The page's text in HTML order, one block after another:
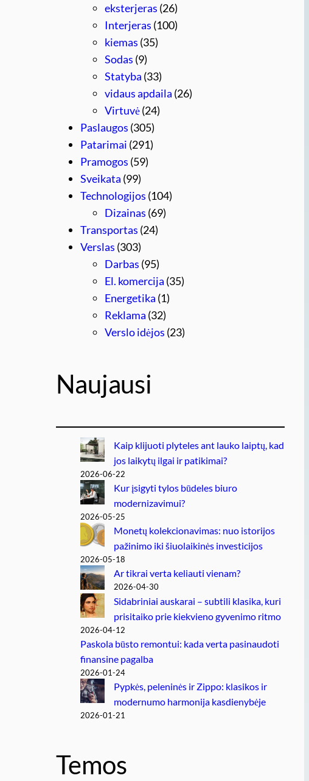
eksterjeras (26)
Interjeras (100)
kiemas (35)
Sodas (9)
Statyba (33)
vidaus apdaila (26)
Virtuvė(24)
Paslaugos (305)
Patarimai (291)
Pramogos (59)
Sveikata (99)
Technologijos (104)
Dizainas (69)
Transportas (24)
Verslas (303)
Darbas (95)
El. komercija (35)
Energetika (1)
Reklama (32)
Verslo idėjos (23)
Naujausi
Kaip klijuoti plyteles ant lauko laiptų, kad
jos laikytų ilgai ir patikimai?
2026-06-22
Kur įsigyti tylos būdeles biuro
modernizavimui?
2026-05-25
Monetų kolekcionavimas: nuo istorijos
pažinimo iki šiuolaikinės investicijos
2026-05-18
Ar tikrai verta keliauti vienam?
2026-04-30
Sidabriniai auskarai – subtili klasika, kuri
prisitaiko prie kiekvieno gyvenimo ritmo
2026-04-12
Paskola būsto remontui: kada verta pasinaudoti
finansine pagalba
2026-01-24
Pypkės, peleninės ir Zippo: klasikos ir
modernumo harmonija kasdienybėje
2026-01-21
Temos